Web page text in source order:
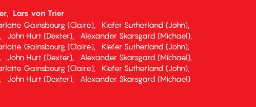
Lars von Trier
Gainsbourg (Claire)
Kiefer Sutherland (John)
John Hurt (Dexter)
Alexander Skarsgard (Michael)
Gainsbourg (Claire)
Kiefer Sutherland (John)
John Hurt (Dexter)
Alexander Skarsgard (Michael)
Gainsbourg (Claire)
Kiefer Sutherland (John)
John Hurt (Dexter) Alexander Skarsgard (Michael)